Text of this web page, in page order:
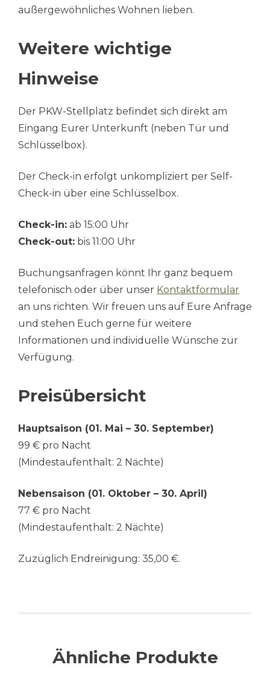
außergewöhnliches Wohnen lieben.
Weitere wichtige
Hinweise
Der PKW-Stellplatz befindet sich direkt am
Eingang Eurer Unterkunft (neben Tür und
Schlüsselbox).
Der Check-in erfolgt unkompliziert per Self-
Check-in über eine Schlüsselbox.
Check-in: ab 15:00 Uhr
Check-out: bis 11:00 Uhr
Buchungsanfragen könnt Ihr ganz bequem
telefonisch oder über unser Kontaktformular
an uns richten. Wir freuen uns auf Eure Anfrage
und stehen Euch gerne für weitere
Informationen und individuelle Wünsche zur
Verfügung.
Preisübersicht
Hauptsaison (01. Mai – 30. September)
99 € pro Nacht
(Mindestaufenthalt: 2 Nächte)
Nebensaison (01. Oktober – 30. April)
77 € pro Nacht
(Mindestaufenthalt: 2 Nächte)
Zuzüglich Endreinigung: 35,00 €.
Ähnliche Produkte